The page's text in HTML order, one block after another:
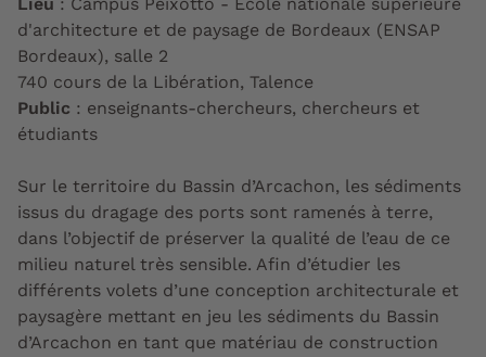
Lieu : Campus Peixotto - Ecole nationale supérieure
d'architecture et de paysage de Bordeaux (ENSAP
Bordeaux), salle 2
740 cours de la Libération, Talence
Public : enseignants-chercheurs, chercheurs et
étudiants
Sur le territoire du Bassin d’Arcachon, les sédiments
issus du dragage des ports sont ramenés à terre,
dans l’objectif de préserver la qualité de l’eau de ce
milieu naturel très sensible. Afin d’étudier les
différents volets d’une conception architecturale et
paysagère mettant en jeu les sédiments du Bassin
d’Arcachon en tant que matériau de construction